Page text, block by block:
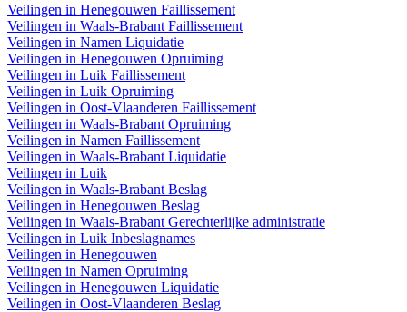
Veilingen in Henegouwen Faillissement
Veilingen in Waals-Brabant Faillissement
Veilingen in Namen Liquidatie
Veilingen in Henegouwen Opruiming
Veilingen in Luik Faillissement
Veilingen in Luik Opruiming
Veilingen in Oost-Vlaanderen Faillissement
Veilingen in Waals-Brabant Opruiming
Veilingen in Namen Faillissement
Veilingen in Waals-Brabant Liquidatie
Veilingen in Luik
Veilingen in Waals-Brabant Beslag
Veilingen in Henegouwen Beslag
Veilingen in Waals-Brabant Gerechterlijke administratie
Veilingen in Luik Inbeslagnames
Veilingen in Henegouwen
Veilingen in Namen Opruiming
Veilingen in Henegouwen Liquidatie
Veilingen in Oost-Vlaanderen Beslag